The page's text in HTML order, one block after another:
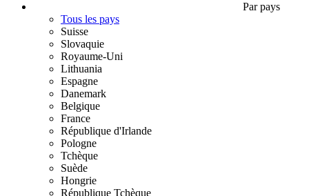
Par pays
Tous les pays
Suisse
Slovaquie
Royaume-Uni
Lithuania
Espagne
Danemark
Belgique
France
République d'Irlande
Pologne
Tchèque
Suède
Hongrie
République Tchèque